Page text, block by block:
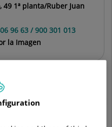
49 1ª planta/Ruber Juan
96 63 / 900 301 013
la Imagen